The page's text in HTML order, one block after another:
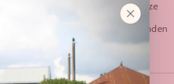
Teugels van band fel fuchsia roze
Zacht band heel fijn voor je handen
Handgemaakt in ons atelier